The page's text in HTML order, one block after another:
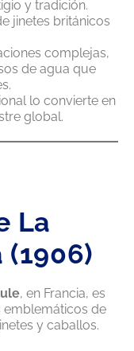
y tradición.
jinetes británicos
complejas,
de agua que
lo convierte en
global.
La
(1906)
, en Francia, es
emblemáticos de
y caballos.